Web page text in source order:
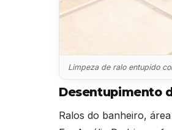
Limpeza de ralo entupido
Desentupimento
Ralos do banheiro,